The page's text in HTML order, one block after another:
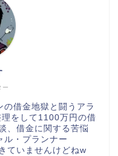
ー
借金地獄と闘うアラ
をして1100万円の借
、借金に関する苦悩
ル・プランナー
ていませんけどねw